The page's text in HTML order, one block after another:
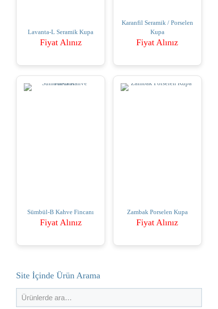
Lavanta-L Seramik Kupa
Fiyat Alınız
Karanfil Seramik / Porselen
Kupa
Fiyat Alınız
Sümbül-B Kahve Fincanı
Fiyat Alınız
Zambak Porselen Kupa
Fiyat Alınız
Site İçinde Ürün Arama